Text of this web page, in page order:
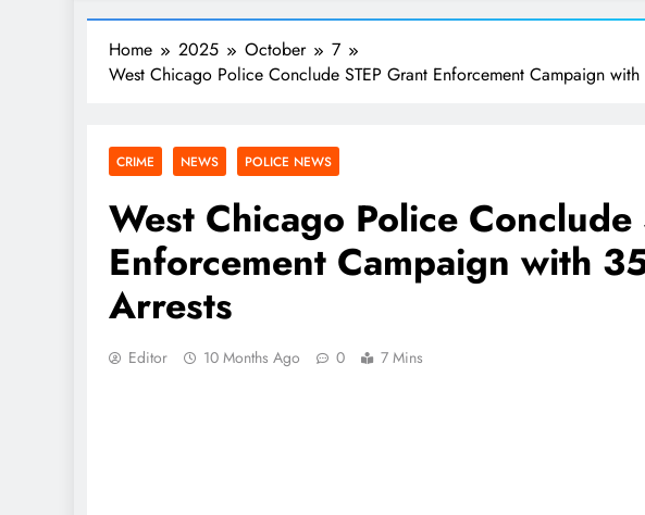
Home 2025 October
7
West Chicago Police Conclude STEP Grant Enforcement Campaign
CRIME NEWS POLICE NEWS
West Chicago Police Conclude
Enforcement Campaign with
Arrests
Editor 10 Months Ago 0 7 Mins